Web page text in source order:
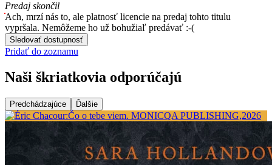
Predaj skončil
Ach, mrzí nás to, ale platnosť licencie na predaj tohto titulu
vypršala. Nemôžeme ho už bohužiaľ predávať :-(
Sledovať dostupnosť
Pridať do zoznamu
Naši škriatkovia odporúčajú
Predchádzajúce Ďalšie